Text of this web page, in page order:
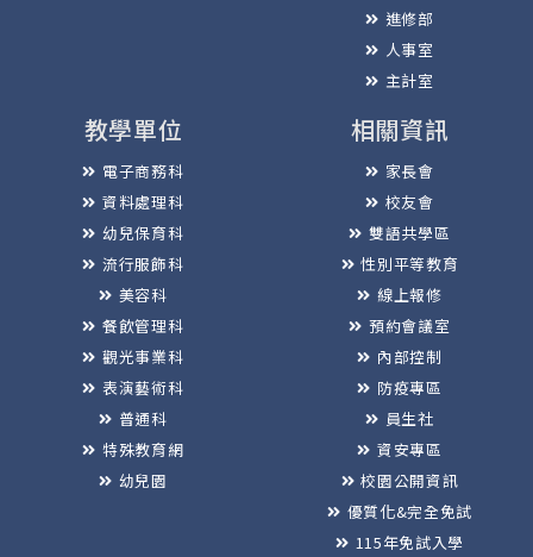
進修部
人事室
主計室
教學單位
電子商務科
資料處理科
幼兒保育科
流行服飾科
美容科
餐飲管理科
觀光事業科
表演藝術科
普通科
特殊教育網
幼兒園
相關資訊
家長會
校友會
雙語共學區
性別平等教育
線上報修
預約會議室
內部控制
防疫專區
員生社
資安專區
校園公開資訊
優質化&完全免試
115年免試入學